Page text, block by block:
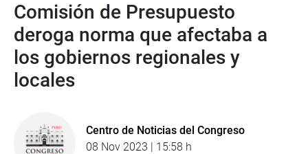
Comisión de Presupuesto
deroga norma que afectaba a
los gobiernos regionales y
locales
Centro de Noticias del Congreso
08 Nov 2023 | 15:58 h